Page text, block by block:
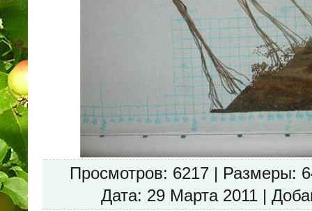
Просмотров: 6217 | Размеры:
Дата: 29 Марта 2011 |